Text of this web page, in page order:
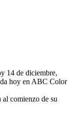
14 de diciembre,
hoy en ABC Color
al comienzo de su